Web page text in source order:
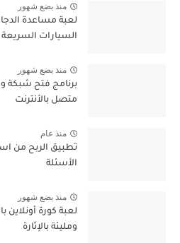
منذ بضع شهور
لعبة مساعدة
السيارات السريعة
منذ بضع شهور
برنامج فتح شبكة
متصل بالأنترنت
منذ عام
تطبيق الربح من
الأسئلة
منذ بضع شهور
لعبة كورة
ومليئة بالإثارة